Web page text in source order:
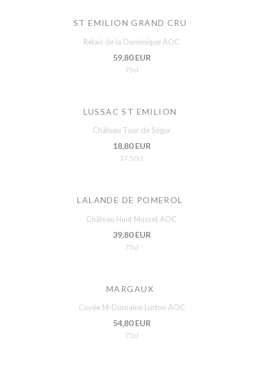
ST EMILION GRAND CRU
Relais de la Dominique AOC
59,80 EUR
75cl
LUSSAC ST EMILION
Château Tour de Ségur
18,80 EUR
37,50cl
LALANDE DE POMEROL
Château Haut Musset AOC
39,80 EUR
75cl
MARGAUX
Cuvée M-Domaine Lurton AOC
54,80 EUR
75cl